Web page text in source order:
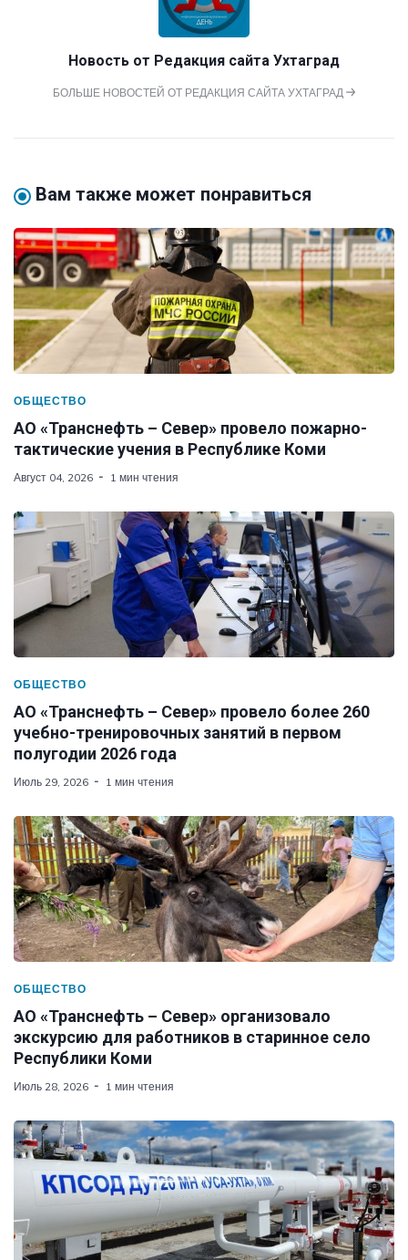
Новость от Редакция сайта Ухтаград
БОЛЬШЕ НОВОСТЕЙ ОТ РЕДАКЦИЯ САЙТА УХТАГРАД
Вам также может понравиться
ОБЩЕСТВО
АО «Транснефть – Север» провело пожарно-
тактические учения в Республике Коми
Август 04, 2026 1 мин чтения
ОБЩЕСТВО
АО «Транснефть – Север» провело более 260
учебно-тренировочных занятий в первом
полугодии 2026 года
Июль 29, 2026 1 мин чтения
ОБЩЕСТВО
АО «Транснефть – Север» организовало
экскурсию для работников в старинное село
Республики Коми
Июль 28, 2026 1 мин чтения